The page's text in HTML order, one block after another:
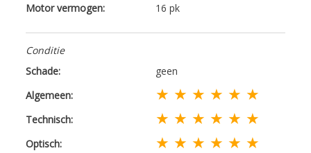
Motor vermogen:
16 pk
Conditie
Schade:
geen
Algemeen:
★ ★ ★ ★ ★ ★
Technisch: ★ ★ ★ ★ ★ ★
Optisch: ★ ★ ★ ★ ★ ★